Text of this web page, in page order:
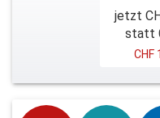
jetzt
statt
CHF